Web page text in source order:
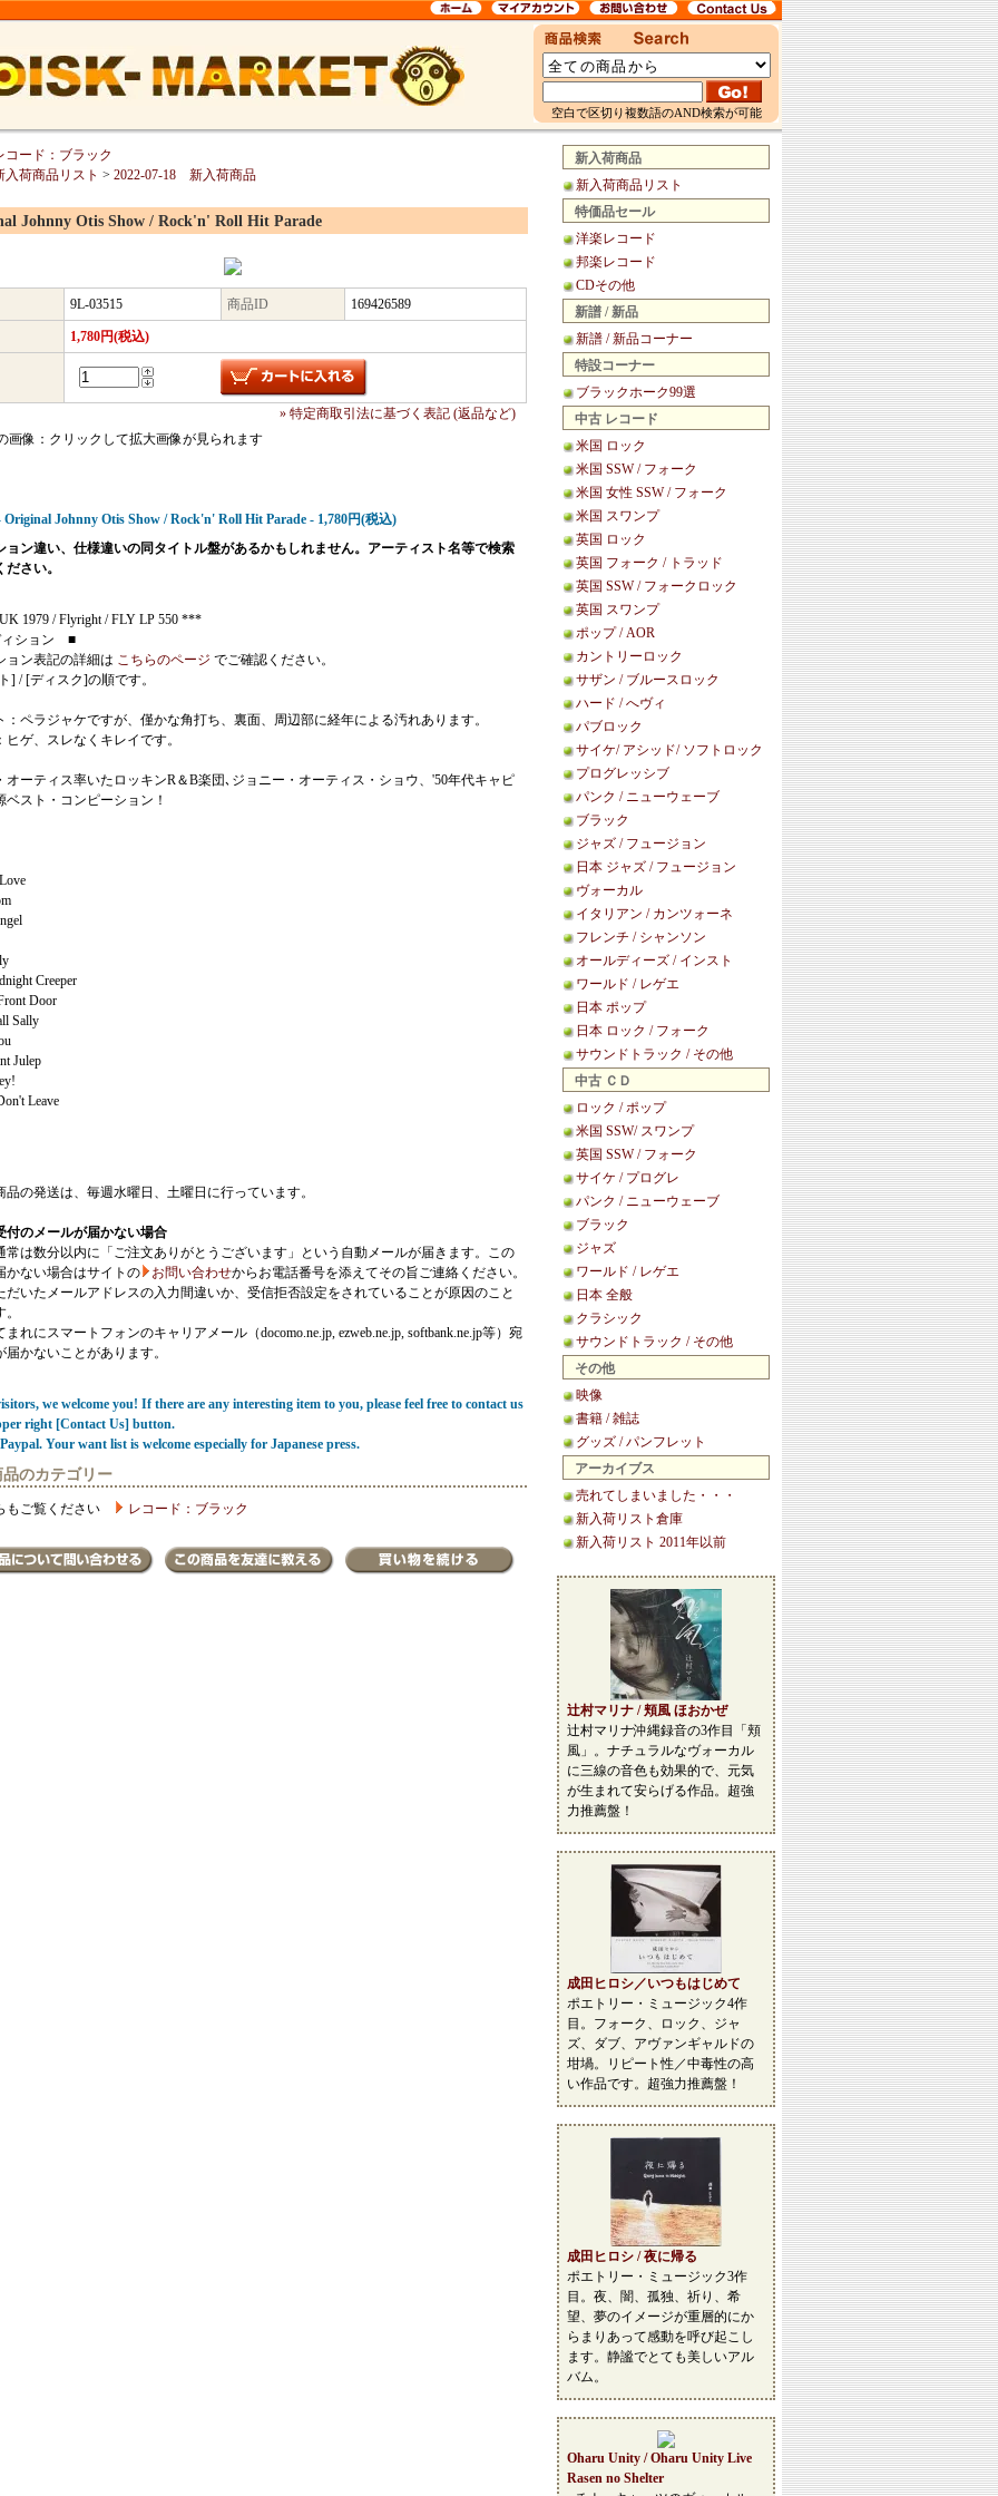
空白で区切り複数語のAND検索が可能
新入荷商品
新入荷商品リスト
特価品セール
洋楽レコード
邦楽レコード
CDその他
新譜 / 新品
新譜 / 新品コーナー
特設コーナー
ブラックホーク99選
中古 レコード
米国 ロック
米国 SSW / フォーク
米国 女性 SSW / フォーク
米国 スワンプ
英国 ロック
英国 フォーク / トラッド
英国 SSW / フォークロック
英国 スワンプ
ポップ / AOR
カントリーロック
サザン / ブルースロック
ハード / へヴィ
パブロック
サイケ/ アシッド/ ソフトロック
プログレッシブ
パンク / ニューウェーブ
ブラック
ジャズ / フュージョン
日本 ジャズ / フュージョン
ヴォーカル
イタリアン / カンツォーネ
フレンチ / シャンソン
オールディーズ / インスト
ワールド / レゲエ
日本 ポップ
日本 ロック / フォーク
サウンドトラック / その他
中古 ＣＤ
ロック / ポップ
米国 SSW/ スワンプ
英国 SSW / フォーク
サイケ / プログレ
パンク / ニューウェーブ
ブラック
ジャズ
ワールド / レゲエ
日本 全般
クラシック
サウンドトラック / その他
その他
映像
書籍 / 雑誌
グッズ / パンフレット
アーカイブス
売れてしまいました・・・
新入荷リスト倉庫
新入荷リスト 2011年以前
辻村マリナ / 頬風 ほおかぜ
辻村マリナ沖縄録音の3作目「頬
風」。ナチュラルなヴォーカル
に三線の音色も効果的で、元気
が生まれて安らげる作品。超強
力推薦盤！
成田ヒロシ／いつもはじめて
ポエトリー・ミュージック4作
目。フォーク、ロック、ジャ
ズ、ダブ、アヴァンギャルドの
坩堝。リピート性／中毒性の高
い作品です。超強力推薦盤！
成田ヒロシ / 夜に帰る
ポエトリー・ミュージック3作
目。夜、闇、孤独、祈り、希
望、夢のイメージが重層的にか
らまりあって感動を呼び起こし
ます。静謐でとても美しいアル
バム。
Oharu Unity / Oharu Unity Live
Rasen no Shelter
コード：ブラック
入荷商品リスト > 2022-07-18 新入荷商品
Johnny Otis Show / Rock'n' Roll Hit Parade
9L-03515 商品ID 169426589
1,780円(税込)
» 特定商取引法に基づく表記 (返品など)
画像：クリックして拡大画像が見られます
Original Johnny Otis Show / Rock'n' Roll Hit Parade - 1,780円(税込)
ョン違い、仕様違いの同タイトル盤があるかもしれません。アーティスト名等で検索
さい。
1979 / Flyright / FLY LP 550 ***
ション ■
ョン表記の詳細は こちらのページ でご確認ください。
] / [ディスク]の順です。
：ペラジャケですが、僅かな角打ち、裏面、周辺部に経年による汚れあります。
ヒゲ、スレなくキレイです。
オーティス率いたロッキンR＆B楽団､ジョニー・オーティス・ショウ、'50年代キャピ
ベスト・コンピーション！
Creeper
Door
Sally
Julep
Leave
の発送は、毎週水曜日、土曜日に行っています。
のメールが届かない場合
常は数分以内に「ご注文ありがとうございます」という自動メールが届きます。この
かない場合はサイトの
お問い合わせからお電話番号を添えてその旨ご連絡ください。
だいたメールアドレスの入力間違いか、受信拒否設定をされていることが原因のこと
れにスマートフォンのキャリアメール（docomo.ne.jp, ezweb.ne.jp, softbank.ne.jp等）宛
届かないことがあります。
we welcome you! If there are any interesting item to you, please feel free to contact us
right [Contact Us] button.
Your want list is welcome especially for Japanese press.
のカテゴリー
もご覧ください レコード：ブラック